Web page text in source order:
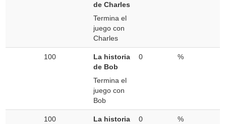
de Charles
Termina el
juego con
Charles
100
La historia
de Bob
Termina el
juego con
Bob
0 %
100
La historia
0 %